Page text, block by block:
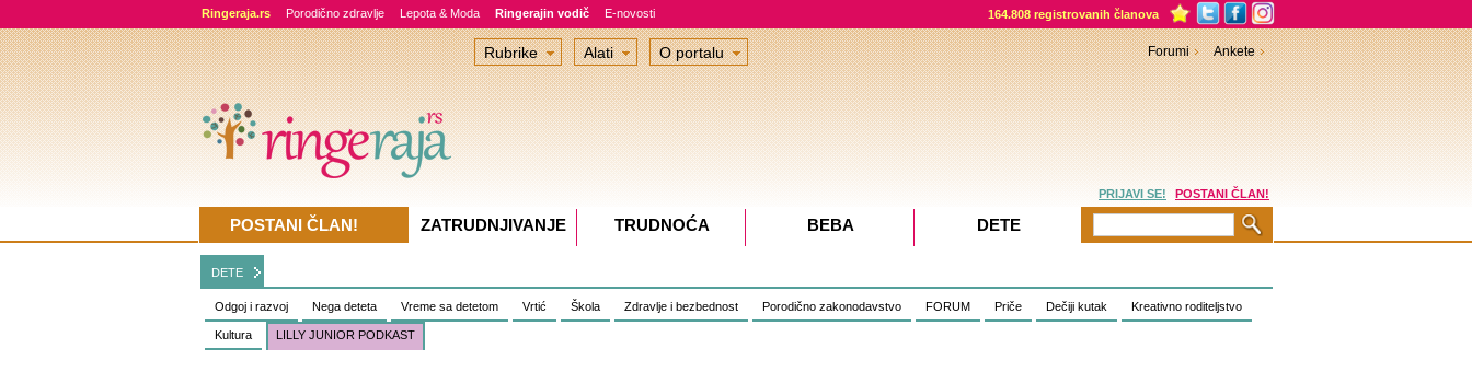
Ringeraja.rs Porodično zdravlje Lepota & Moda Ringerajin vodič E-novosti 164.808 registrovanih članova
DETE
Odgoj i razvoj Nega deteta Vreme sa detetom Vrtić Škola Zdravlje i bezbednost Porodično zakonodavstvo FORUM Priče Dečiji kutak Kreativno roditeljstvo
Kultura LILLY JUNIOR PODKAST
Rubrike Alati O portalu Forumi Ankete
PRIJAVI SE! POSTANI ČLAN!
POSTANI ČLAN! ZATRUDNJIVANJE TRUDNOĆA BEBA DETE